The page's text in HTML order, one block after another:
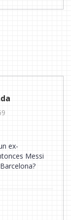
ex-
Messi